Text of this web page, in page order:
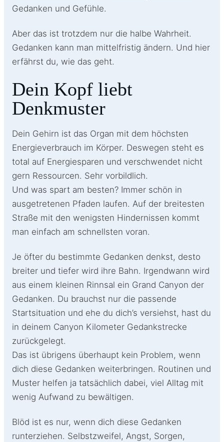
Gedanken und Gefühle.
Aber das ist trotzdem nur die halbe Wahrheit.
Gedanken kann man mittelfristig ändern. Und hier
erfährst du, wie das geht.
Dein Kopf liebt
Denkmuster
Dein Gehirn ist das Organ mit dem höchsten
Energieverbrauch im Körper. Deswegen steht es
total auf Energiesparen und verschwendet nicht
gern Ressourcen. Sehr vorbildlich.
Und was spart am besten? Immer schön in
ausgetretenen Pfaden laufen. Auf der breitesten
Straße mit den wenigsten Hindernissen kommt
man einfach am schnellsten voran.
Je öfter du bestimmte Gedanken denkst, desto
breiter und tiefer wird ihre Bahn. Irgendwann wird
aus einem kleinen Rinnsal ein Grand Canyon der
Gedanken. Du brauchst nur die passende
Startsituation und ehe du dich’s versiehst, hast du
in deinem Canyon Kilometer Gedankstrecke
zurückgelegt.
Das ist übrigens überhaupt kein Problem, wenn
dich diese Gedanken weiterbringen. Routinen und
Muster helfen ja tatsächlich dabei, viel Alltag mit
wenig Aufwand zu bewältigen.
Blöd ist es nur, wenn dich diese Gedanken
runterziehen. Selbstzweifel, Angst, Sorgen,